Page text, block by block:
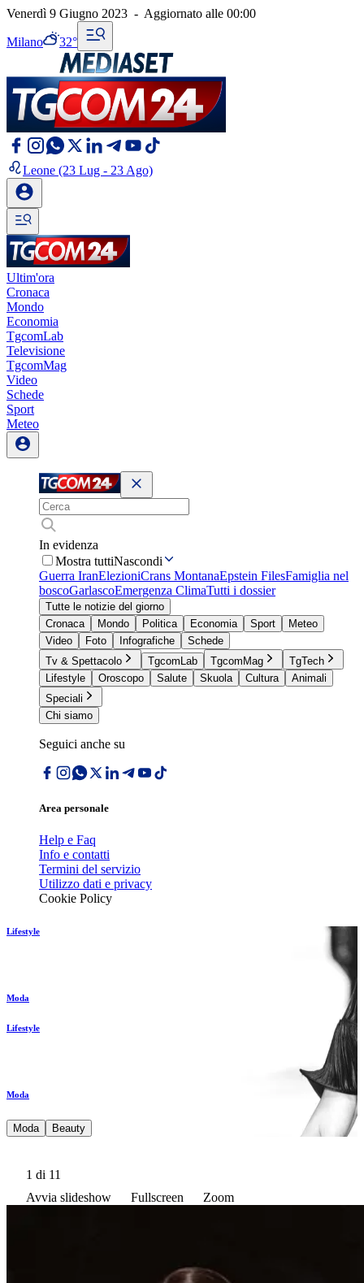
Venerdì 9 Giugno 2023 - Aggiornato alle 00:00
Milano 32°
Leone (23 Lug - 23 Ago)
Ultim'ora
Cronaca
Mondo
Economia
TgcomLab
Televisione
TgcomMag
Video
Schede
Sport
Meteo
In evidenza
Mostra tuttiNascondi
Guerra IranElezioniCrans MontanaEpstein FilesFamiglia nel
boscoGarlascoEmergenza ClimaTutti i dossier
Tutte le notizie del giorno
Cronaca
Mondo Politica Economia Sport
Meteo
Video
Foto Infografiche
Schede
Tv & Spettacolo
TgcomLab TgcomMag
TgTech
Lifestyle
Oroscopo Salute Skuola Cultura
Animali
Speciali
Chi siamo
Seguici anche su
Area personale
Help e Faq
Info e contatti
Termini del servizio
Utilizzo dati e privacy
Cookie Policy
Lifestyle
Moda
Lifestyle
Moda
Moda Beauty
1 di 11
Avvia slideshow
Fullscreen Zoom